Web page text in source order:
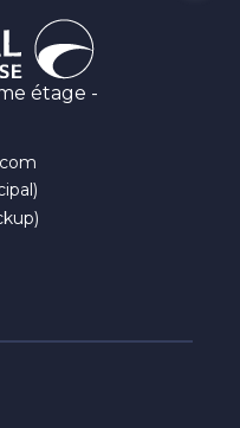
étage -